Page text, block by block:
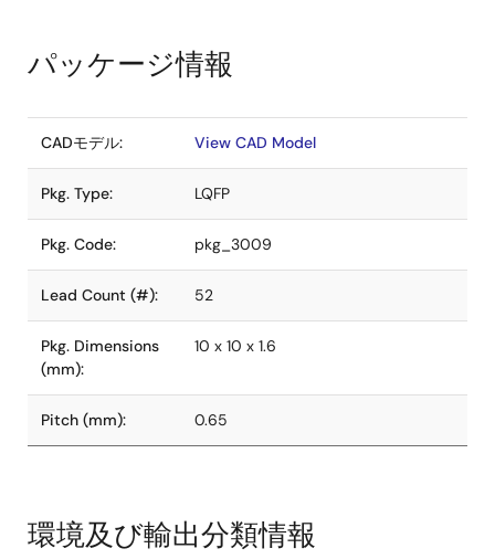
パッケージ情報
CADモデル: View CAD Model
Pkg. Type: LQFP
Pkg. Code: pkg_3009
Lead Count (#): 52
Pkg. Dimensions
(mm):
10 x 10 x 1.6
Pitch (mm): 0.65
環境及び輸出分類情報